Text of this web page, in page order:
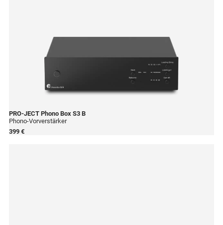
PRO-JECT Phono Box S3 B
Phono-Vorverstärker
399 €